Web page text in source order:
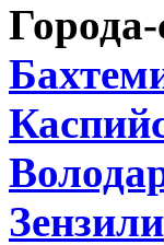
Зензили